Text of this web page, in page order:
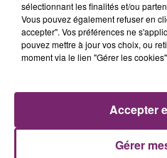
ACTUS RADIO
JEUX
sélectionnant les finalités et/ou
Vous pouvez également refuser en
accepter". Vos préférences ne
pouvez mettre à jour vos choix, ou
moment via le lien "Gérer les
Gérer
Accepter